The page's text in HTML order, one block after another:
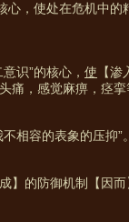
心，使处在危机中
识”的核心， 使 【
头痛，感觉麻痹，痉
相容的表象的压抑”
】的防御机制【因